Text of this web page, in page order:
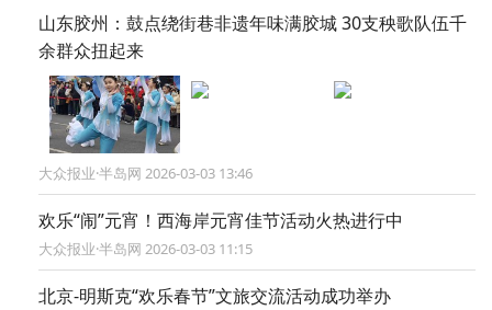
山东胶州：鼓点绕街巷非遗年味满胶城 30支秧歌队伍千
余群众扭起来
大众报业·半岛网 2026-03-03 13:46
欢乐“闹”元宵！西海岸元宵佳节活动火热进行中
大众报业·半岛网 2026-03-03 11:15
北京-明斯克“欢乐春节”文旅交流活动成功举办